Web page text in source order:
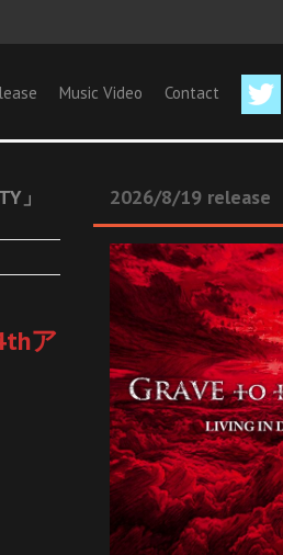
Music Video Contact
」
ア
2026/8/19 release